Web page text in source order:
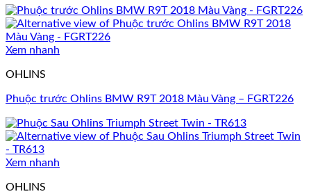
Xem nhanh
OHLINS
Phuộc trước Ohlins BMW R9T 2018 Màu Vàng – FGRT226
Xem nhanh
OHLINS